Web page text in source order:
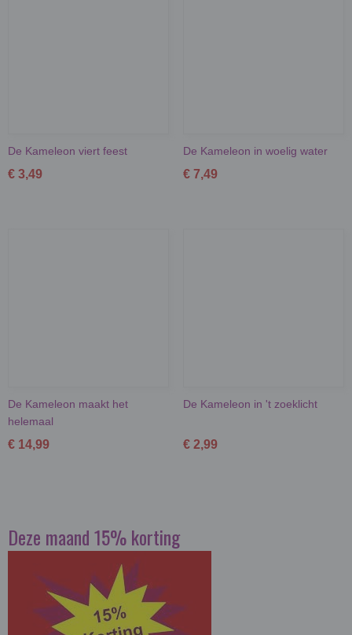
De Kameleon viert feest
€ 3,49
De Kameleon in woelig water
€ 7,49
De Kameleon maakt het
helemaal
€ 14,99
De Kameleon in 't zoeklicht
€ 2,99
Deze maand 15% korting